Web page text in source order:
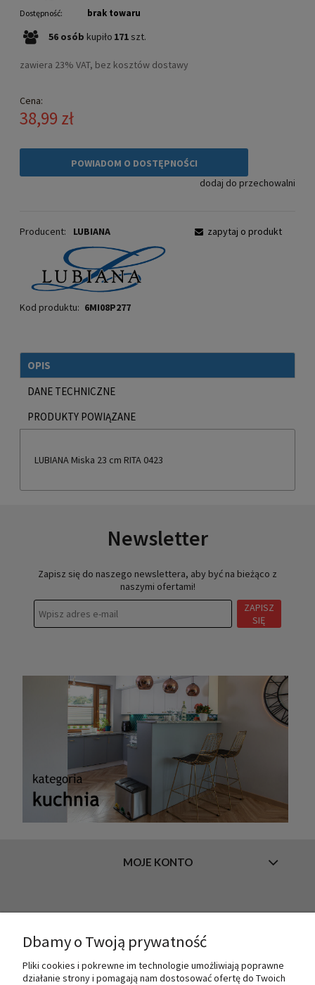
Dostępność: brak towaru
56 osób kupiło 171 szt.
zawiera 23% VAT, bez kosztów dostawy
Cena:
38,99 zł
POWIADOM O DOSTĘPNOŚCI
dodaj do przechowalni
Producent: LUBIANA
Kod produktu: 6MI08P277
zapytaj o produkt
OPIS
DANE TECHNICZNE
PRODUKTY POWIĄZANE
LUBIANA Miska 23 cm RITA 0423
Newsletter
Zapisz się do naszego newslettera, aby być na bieżąco z
naszymi ofertami!
ZAPISZ
SIĘ
MOJE KONTO
INFORMACJE
O NAS
Dbamy o Twoją prywatność
Pliki cookies i pokrewne im technologie umożliwiają poprawne
działanie strony i pomagają nam dostosować ofertę do Twoich